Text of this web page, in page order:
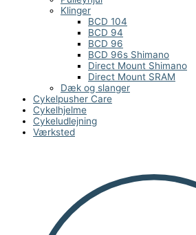
Klinger
BCD 104
BCD 94
BCD 96
BCD 96s Shimano
Direct Mount Shimano
Direct Mount SRAM
Dæk og slanger
Cykelpusher Care
Cykelhjelme
Cykeludlejning
Værksted